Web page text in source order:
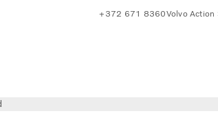
+372 671 8360Volvo Action